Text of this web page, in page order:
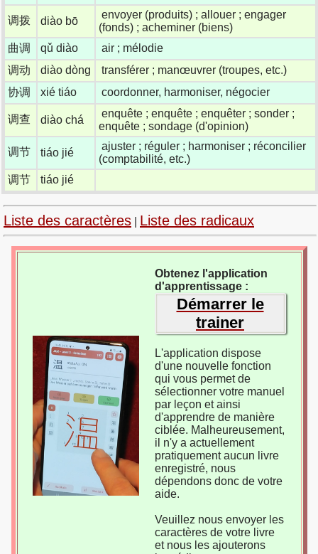
调拨 diào bō
envoyer (produits) ; allouer ; engager
(fonds) ; acheminer (biens)
曲调
qǔ diào
air ; mélodie
调动
diào dòng
transférer ; manœuvrer (troupes, etc.)
协调
xié tiáo coordonner, harmoniser, négocier
调查 diào chá
enquête ; enquête ; enquêter ; sonder ;
enquête ; sondage (d'opinion)
调节 tiáo jié
ajuster ; réguler ; harmoniser ; réconcilier
(comptabilité, etc.)
调节
tiáo jié
Liste des caractères Liste des radicaux
Obtenez l'application
d'apprentissage :
Démarrer le
trainer
L'application dispose
d'une nouvelle fonction
qui vous permet de
sélectionner votre manuel
par leçon et ainsi
d'apprendre de manière
ciblée. Malheureusement,
il n'y a actuellement
pratiquement aucun livre
enregistré, nous
dépendons donc de votre
aide.
Veuillez nous envoyer les
caractères de votre livre
et nous les ajouterons